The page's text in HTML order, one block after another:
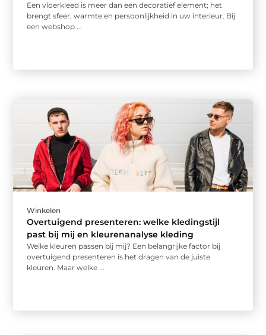
Een vloerkleed is meer dan een decoratief element; het
brengt sfeer, warmte en persoonlijkheid in uw interieur. Bij
een webshop ...
Winkelen
Overtuigend presenteren: welke kledingstijl
past bij mij en kleurenanalyse kleding
Welke kleuren passen bij mij? Een belangrijke factor bij
overtuigend presenteren is het dragen van de juiste
kleuren. Maar welke ...